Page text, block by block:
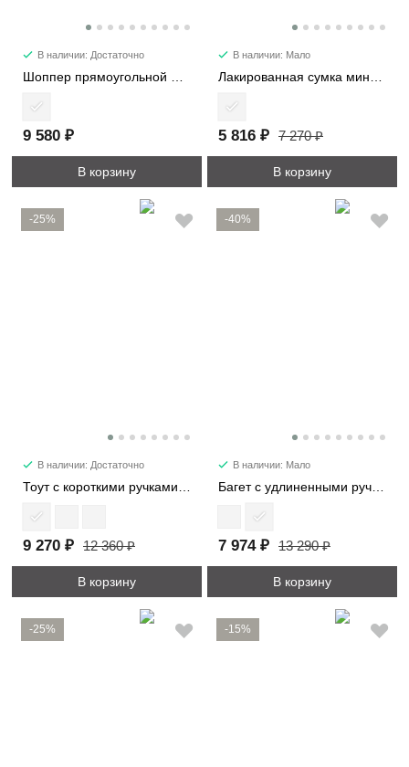
В наличии: Достаточно
Шоппер прямоугольной формы 1192
9 580 ₽
В корзину
В наличии: Мало
Лакированная сумка мини 28514-1
5 816 ₽ 7 270 ₽
В корзину
-25%
В наличии: Достаточно
9 270 ₽ 12 360 ₽
В корзину
-40%
В наличии: Мало
7 974 ₽ 13 290 ₽
В корзину
-25% -15%